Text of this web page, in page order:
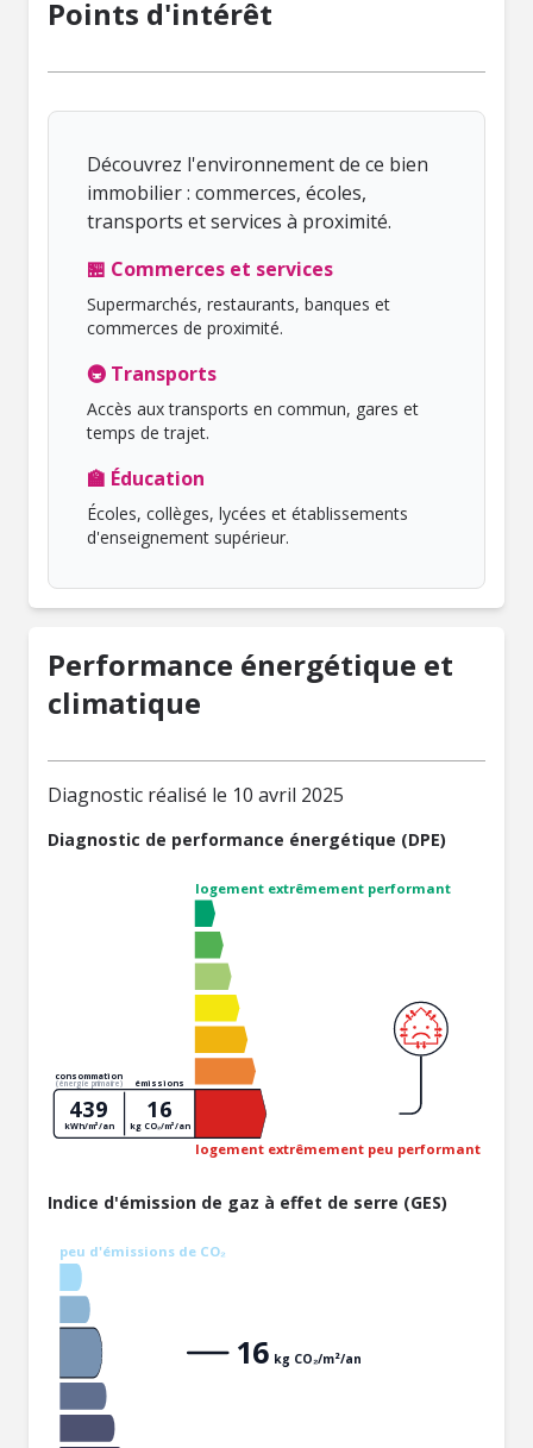
Points d'intérêt
Découvrez l'environnement de ce bien
immobilier : commerces, écoles,
transports et services à proximité.
🏪 Commerces et services
Supermarchés, restaurants, banques et
commerces de proximité.
🚇 Transports
Accès aux transports en commun, gares et
temps de trajet.
🏫 Éducation
Écoles, collèges, lycées et établissements
d'enseignement supérieur.
Performance énergétique et
climatique
Diagnostic réalisé le 10 avril 2025
Diagnostic de performance énergétique (DPE)
logement extrêmement performant
logement extrêmement peu performant
consommation
(énergie primaire) émissions
439
kWh/m²/an
16
kg CO₂/m²/an
Indice d'émission de gaz à effet de serre (GES)
peu d'émissions de CO₂
16 kg CO₂/m²/an